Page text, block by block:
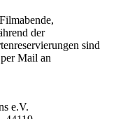
der
sind
Mail an
e.V.